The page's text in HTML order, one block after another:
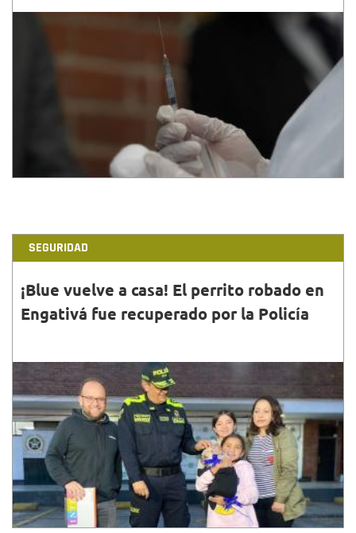
30•ABR•2022
Te compartimos cuáles son los puntos habilitados
por la Secretaría de Salud para la aplicación de
dosis de protección contra el coronavirus, ¡Te
SEGURIDAD
¡Blue vuelve a casa! El perrito robado en
Engativá fue recuperado por la Policía
30•ABR•2022
La Policía Metropolitana recuperó el perro de raza
bulldog francés que había sido hurtado en moto
hace una semana en la localidad de Engativá.